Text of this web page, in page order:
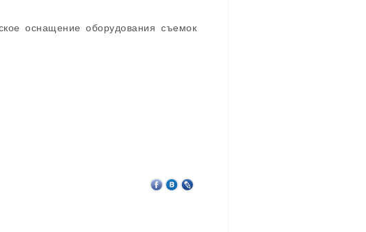
оснащение оборудования съемок